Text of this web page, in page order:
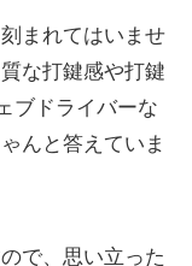
まれてはいませ
な打鍵感や打鍵
ブドライバーな
んと答えていま
で、思い立った